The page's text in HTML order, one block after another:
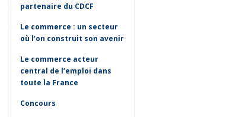
partenaire du CDCF
Le commerce : un secteur
où l’on construit son avenir
Le commerce acteur
central de l’emploi dans
toute la France
Concours